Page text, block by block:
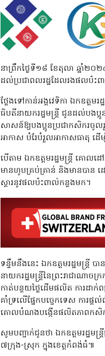
នាព្រឹកថ្ងៃទី១៨​ ខែតុលា​ ឆ្នាំ២០
ដល់ប្រជាពលរដ្ឋដែលរងផលប៉ះ
ថ្លែងទៅកាន់អង្គវេទិកា ឯកឧត្ត
ធិបតីនាយករដ្ឋមន្ដ្រី ជូនដល់បងប្
សាសន៍ឱ្យបងប្អូនប្រជាកសិករចូល
អាកាស បំរែបំរួលអាកាសធាតុ​ ដ
បេីតាម​ ឯកឧត្តម​រដ្ឋមន្រ្តី​ គោល
មានហូបគ្រប់គ្រាន់​ និងមានបាន​
ស្តារនូវផលប៉ះពាល់កន្លងមក។
ទន្ទឹមនឹងនេះ​ ឯកឧត្តមរដ្ឋមន្រ្
នាយករដ្ឋមន្ដ្រីនៃព្រះរាជាណាច
កាត់បន្ថយថ្លៃដេីមផលិត​ ការដា
គាំទ្រលើផ្នែកបច្ចេកទេស ការ
គោលបំណងបង្កើនផលិតភាពកសិកម្
សូមបញ្ជាក់ជូនថា ឯកឧត្តមរដ្
៧ក្រុង-ស្រុក ក្នុងខេត្តកំពង់ធំ៕